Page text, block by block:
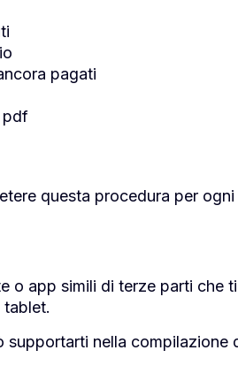
pagati
pdf
questa procedura per
o app simili di terze parti che
nella compilazione